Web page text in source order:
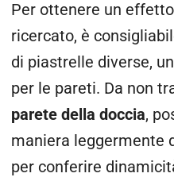
Per ottenere un
ricercato, è
di piastrelle diverse,
per le pareti. Da non
parete della doccia,
maniera leggermente
per conferire